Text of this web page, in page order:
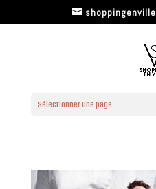
Sélectionner une page